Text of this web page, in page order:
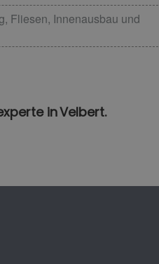
Fliesen, Innenausbau und
in Velbert.